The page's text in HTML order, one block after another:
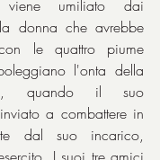
umiliato dai
donna che avrebbe
le quattro piume
l'onta della
quando il suo
a combattere in
dal suo incarico,